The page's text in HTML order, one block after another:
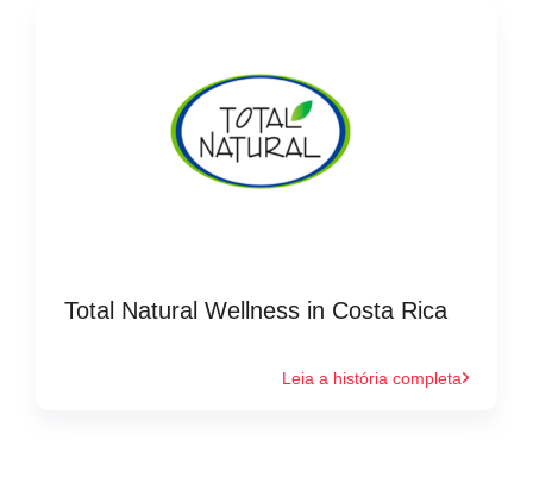
Total Natural Wellness in Costa Rica
Leia a história completa